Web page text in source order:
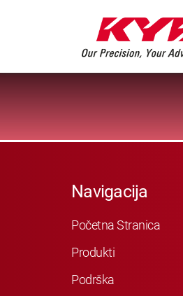
Navigacija
Početna Stranica
Produkti
Podrška